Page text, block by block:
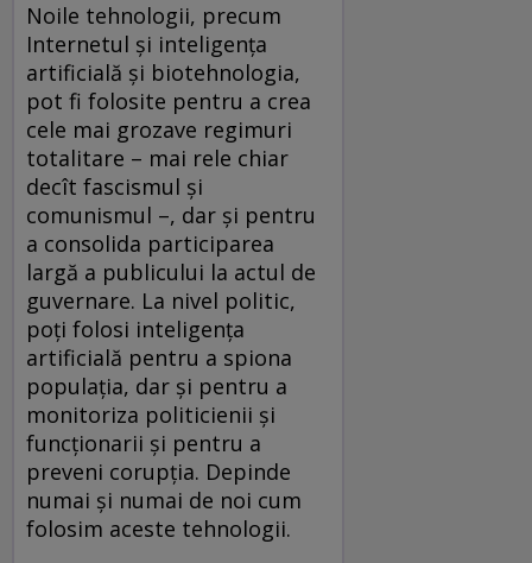
Noile tehnologii, precum
Internetul și inteligența
artificială și biotehnologia,
pot fi folosite pentru a crea
cele mai grozave regimuri
totalitare – mai rele chiar
decît fascismul și
comunismul –, dar și pentru
a consolida participarea
largă a publicului la actul de
guvernare. La nivel politic,
poți folosi inteligența
artificială pentru a spiona
populația, dar și pentru a
monitoriza politicienii și
funcționarii și pentru a
preveni corupția. Depinde
numai și numai de noi cum
folosim aceste tehnologii.